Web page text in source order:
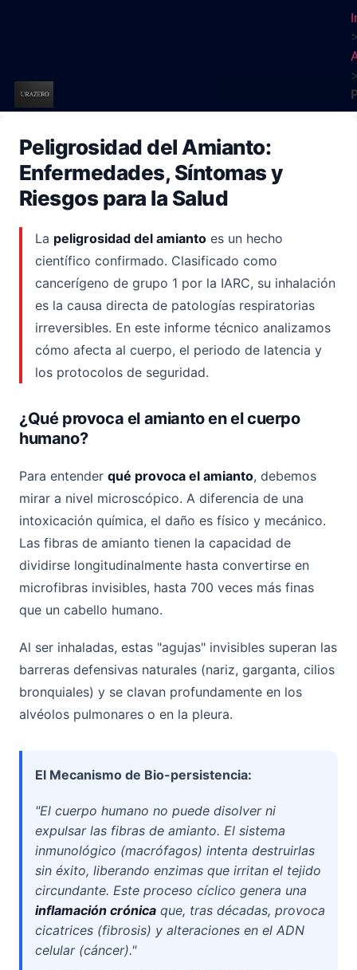
Peligrosidad del Amianto:
Enfermedades, Síntomas y
Riesgos para la Salud
La peligrosidad del amianto es un hecho
científico confirmado. Clasificado como
cancerígeno de grupo 1 por la IARC, su inhalación
es la causa directa de patologías respiratorias
irreversibles. En este informe técnico analizamos
cómo afecta al cuerpo, el periodo de latencia y
los protocolos de seguridad.
¿Qué provoca el amianto en el cuerpo
humano?
Para entender qué provoca el amianto, debemos
mirar a nivel microscópico. A diferencia de una
intoxicación química, el daño es físico y mecánico.
Las fibras de amianto tienen la capacidad de
dividirse longitudinalmente hasta convertirse en
microfibras invisibles, hasta 700 veces más finas
que un cabello humano.
Al ser inhaladas, estas "agujas" invisibles superan las
barreras defensivas naturales (nariz, garganta, cilios
bronquiales) y se clavan profundamente en los
alvéolos pulmonares o en la pleura.
El Mecanismo de Bio-persistencia:
"El cuerpo humano no puede disolver ni
expulsar las fibras de amianto. El sistema
inmunológico (macrófagos) intenta destruirlas
sin éxito, liberando enzimas que irritan el tejido
circundante. Este proceso cíclico genera una
inflamación crónica que, tras décadas, provoca
cicatrices (fibrosis) y alteraciones en el ADN
celular (cáncer)."